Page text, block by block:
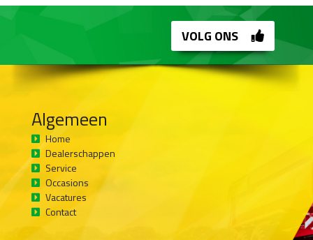
VOLG ONS
Algemeen
Home
Dealerschappen
Service
Occasions
Vacatures
Contact